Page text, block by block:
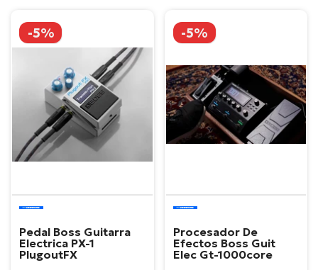
-5%
Boss
Pedal Boss Guitarra
Electrica PX-1
PlugoutFX
-5%
Boss
Procesador De
Efectos Boss Guit
Elec Gt-1000core